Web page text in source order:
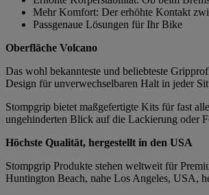
Mehr Komfort: Der erhöhte Kontakt
Passgenaue Lösungen für Ihr Bike
Oberfläche Volcano
Das wohl bekannteste und beliebteste
Design für unverwechselbaren Halt in jeder
Stompgrip bietet maßgefertigte Kits für fast
ungehinderten Blick auf die Lackierung oder
Höchste Qualität, hergestellt in den USA
Stompgrip Produkte stehen weltweit für
Huntington Beach, nahe Los Angeles, USA,